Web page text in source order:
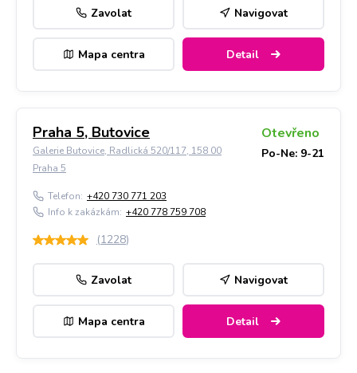
Zavolat Navigovat
Mapa centra Detail
Praha 5, Butovice
Galerie Butovice, Radlická 520/117, 158 00
Praha 5
Otevřeno
Po-Ne: 9-21
Telefon: +420 730 771 203
Info k zakázkám: +420 778 759 708
(1228)
Zavolat Navigovat
Mapa centra Detail